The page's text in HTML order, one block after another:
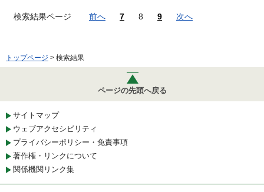
検索結果ページ 前へ 7 8 9 次へ
トップページ > 検索結果
ページの先頭へ戻る
サイトマップ
ウェブアクセシビリティ
プライバシーポリシー・免責事項
著作権・リンクについて
関係機関リンク集